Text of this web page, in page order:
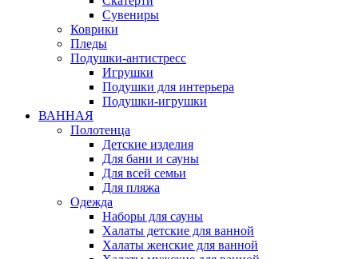
Сувениры
Коврики
Пледы
Подушки-антистресс
Игрушки
Подушки для интерьера
Подушки-игрушки
ВАННАЯ
Полотенца
Детские изделия
Для бани и сауны
Для всей семьи
Для пляжа
Одежда
Наборы для сауны
Халаты детские для ванной
Халаты женские для ванной